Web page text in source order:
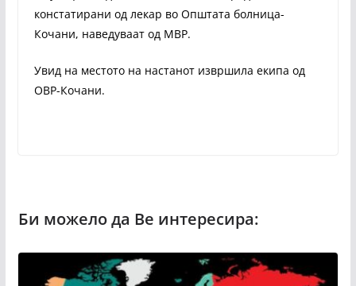
констатирани од лекар во Општата болница-
Кочани, наведуваат од МВР.
Увид на местото на настанот извршила екипа од
ОВР-Кочани.